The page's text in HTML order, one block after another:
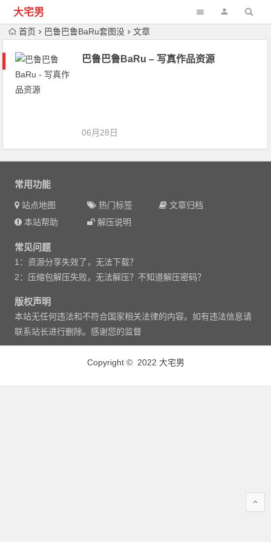
大宅男
首页 巴鲁巴鲁BaRu套图没 文章
巴鲁巴鲁BaRu – 写真作品资源
06月28日
常用功能
站点地图 热门标签
文章归档
本站帮助
解压说明
常见问题
1：资源分享失效了，无法下载？
2：压缩包解压失败，无法解压？不知道解压密码？
版权声明
本站无任何违法和不符合国家相关法律的内容。如有违法信息请
联系站长进行删除。感谢您的监督
Copyright © 2022 大宅男